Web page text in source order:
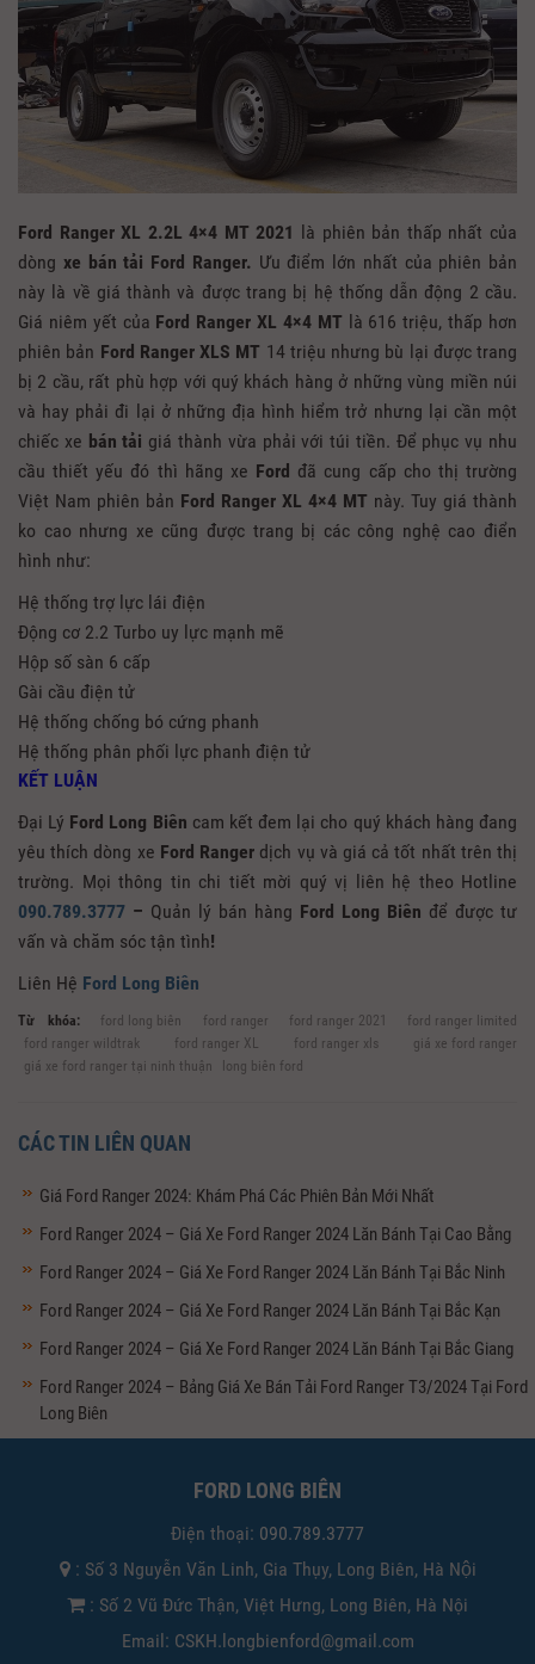
Ford Ranger XL 2.2L 4×4 MT 2021 là phiên bản thấp nhất của
dòng xe bán tải Ford Ranger. Ưu điểm lớn nhất của phiên bản
này là về giá thành và được trang bị hệ thống dẫn động 2 cầu.
Giá niêm yết của Ford Ranger XL 4×4 MT là 616 triệu, thấp hơn
phiên bản Ford Ranger XLS MT 14 triệu nhưng bù lại được trang
bị 2 cầu, rất phù hợp với quý khách hàng ở những vùng miền núi
và hay phải đi lại ở những địa hình hiểm trở nhưng lại cần một
chiếc xe bán tải giá thành vừa phải với túi tiền. Để phục vụ nhu
cầu thiết yếu đó thì hãng xe Ford đã cung cấp cho thị trường
Việt Nam phiên bản Ford Ranger XL 4×4 MT này. Tuy giá thành
ko cao nhưng xe cũng được trang bị các công nghệ cao điển
hình như:
Hệ thống trợ lực lái điện
Động cơ 2.2 Turbo uy lực mạnh mẽ
Hộp số sàn 6 cấp
Gài cầu điện tử
Hệ thống chống bó cứng phanh
Hệ thống phân phối lực phanh điện tử
KẾT LUẬN
Đại Lý Ford Long Biên cam kết đem lại cho quý khách hàng đang
yêu thích dòng xe Ford Ranger dịch vụ và giá cả tốt nhất trên thị
trường. Mọi thông tin chi tiết mời quý vị liên hệ theo Hotline
090.789.3777 – Quản lý bán hàng Ford Long Biên để được tư
vấn và chăm sóc tận tình!
Liên Hệ Ford Long Biên
Từ khóa: ford long biên ford ranger ford ranger 2021
ford ranger limited
ford ranger wildtrak
ford ranger XL ford ranger xls
giá xe ford ranger
giá xe ford ranger tại ninh thuận
long biên ford
CÁC TIN LIÊN QUAN
Giá Ford Ranger 2024: Khám Phá Các Phiên Bản Mới Nhất
Ford Ranger 2024 – Giá Xe Ford Ranger 2024 Lăn Bánh Tại Cao Bằng
Ford Ranger 2024 – Giá Xe Ford Ranger 2024 Lăn Bánh Tại Bắc Ninh
Ford Ranger 2024 – Giá Xe Ford Ranger 2024 Lăn Bánh Tại Bắc Kạn
Ford Ranger 2024 – Giá Xe Ford Ranger 2024 Lăn Bánh Tại Bắc Giang
Ford Ranger 2024 – Bảng Giá Xe Bán Tải Ford Ranger T3/2024 Tại Ford
Long Biên
FORD LONG BIÊN
Điện thoại: 090.789.3777
: Số 3 Nguyễn Văn Linh, Gia Thụy, Long Biên, Hà Nội
: Số 2 Vũ Đức Thận, Việt Hưng, Long Biên, Hà Nội
Email: CSKH.longbienford@gmail.com